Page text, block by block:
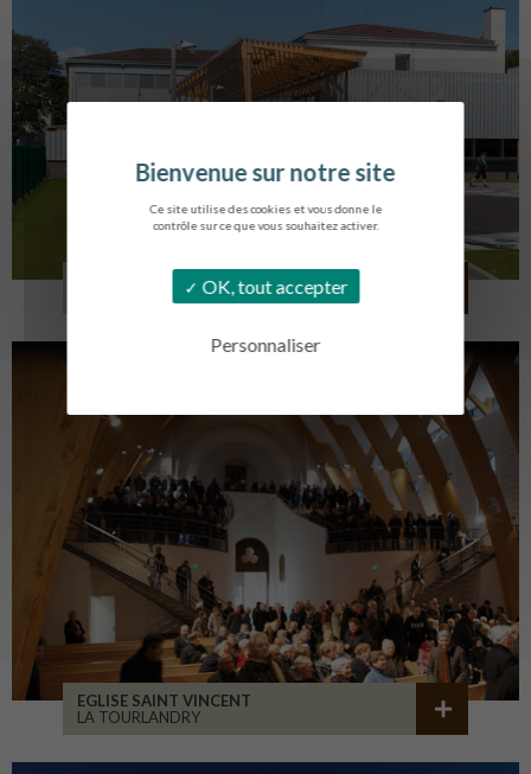
Ce site utilise des cookies et vous donne le
contrôle sur ce que vous souhaitez activer.
OK, tout accepter
Personnaliser
COLLÈGE MONTMORENCY
BOURBONNE-LES-BAINS
EGLISE SAINT VINCENT
LA TOURLANDRY